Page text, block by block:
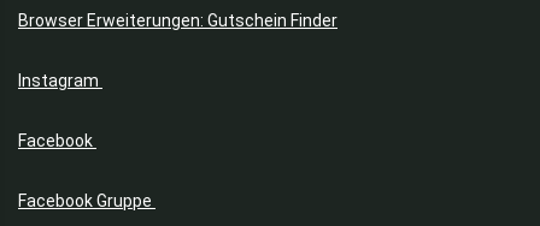
Browser Erweiterungen: Gutschein Finder
Instagram
Facebook
Facebook Gruppe